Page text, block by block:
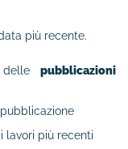
più recente.
dellepubblicazioni
lavori più recenti